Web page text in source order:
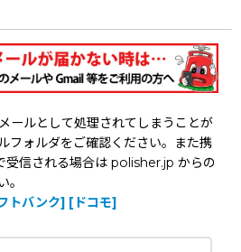
ールとして処理されてしまうことが
フォルダをご確認ください。また携
受信される場合は polisher.jp からの
トバンク] [ドコモ]